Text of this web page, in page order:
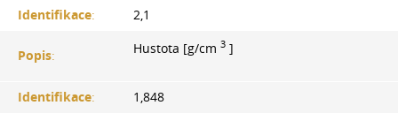
Identifikace: 2,1
Popis: Hustota [g/cm 3 ]
Identifikace:
1,848